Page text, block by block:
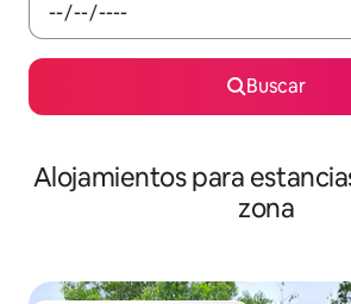
Buscar
Alojamientos para
zona